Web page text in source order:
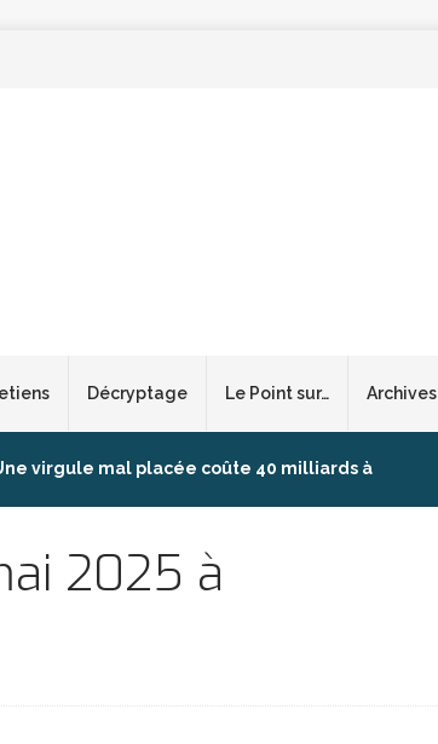
Décryptage Le Point sur… Archives
virgule mal placée coûte 40 milliards à
2025 à